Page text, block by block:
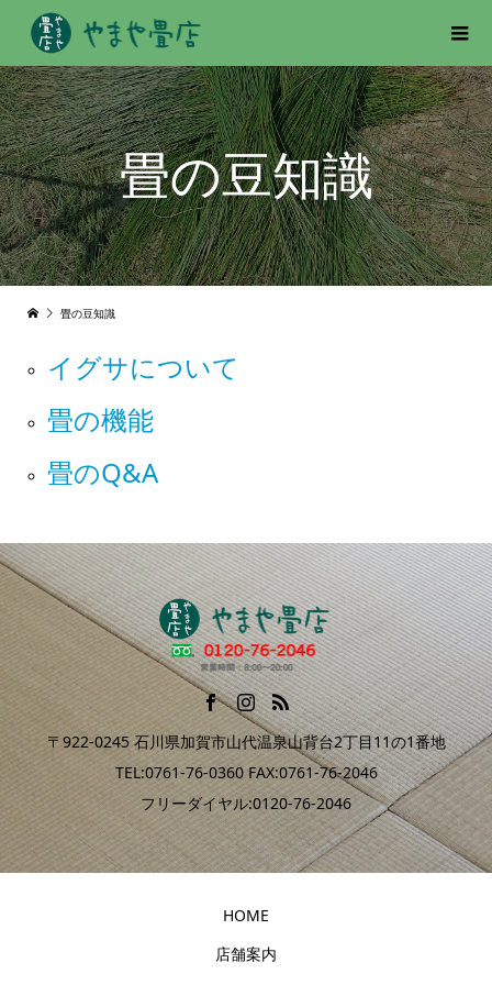
畳の豆知識
畳の豆知識
イグサについて
畳の機能
畳のQ&A
〒922-0245 石川県加賀市山代温泉山背台2丁目11の1番地
TEL:0761-76-0360 FAX:0761-76-2046
フリーダイヤル:0120-76-2046
HOME
店舗案内